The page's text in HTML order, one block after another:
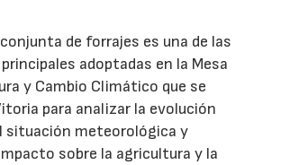
de forrajes es una de las
adoptadas en la Mesa
y Cambio Climático que se
para analizar la evolución
situación meteorológica y
sobre la agricultura y la